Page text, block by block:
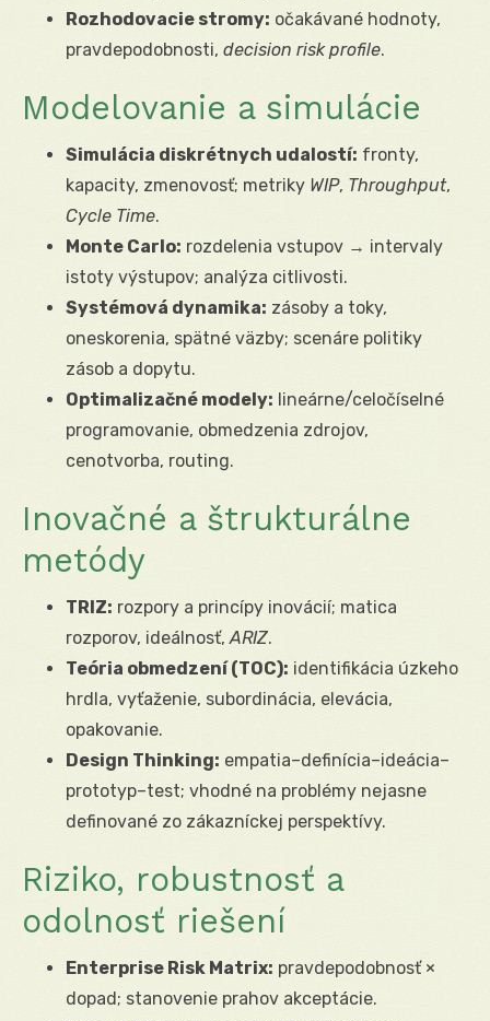
Rozhodovacie stromy: očakávané hodnoty,
pravdepodobnosti, decision risk profile.
Modelovanie a simulácie
Simulácia diskrétnych udalostí: fronty,
kapacity, zmenovosť; metriky WIP, Throughput,
Cycle Time.
Monte Carlo: rozdelenia vstupov → intervaly
istoty výstupov; analýza citlivosti.
Systémová dynamika: zásoby a toky,
oneskorenia, spätné väzby; scenáre politiky
zásob a dopytu.
Optimalizačné modely: lineárne/celočíselné
programovanie, obmedzenia zdrojov,
cenotvorba, routing.
Inovačné a štrukturálne
metódy
TRIZ: rozpory a princípy inovácií; matica
rozporov, ideálnosť, ARIZ.
Teória obmedzení (TOC): identifikácia úzkeho
hrdla, vyťaženie, subordinácia, elevácia,
opakovanie.
Design Thinking: empatia–definícia–ideácia–
prototyp–test; vhodné na problémy nejasne
definované zo zákazníckej perspektívy.
Riziko, robustnosť a
odolnosť riešení
Enterprise Risk Matrix: pravdepodobnosť ×
dopad; stanovenie prahov akceptácie.